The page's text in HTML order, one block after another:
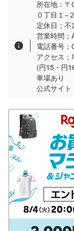
所在地：
０丁目１−
定休日；不
営業時間；
電話番号
アクセス
(円15・円
車場あり
公式サイト